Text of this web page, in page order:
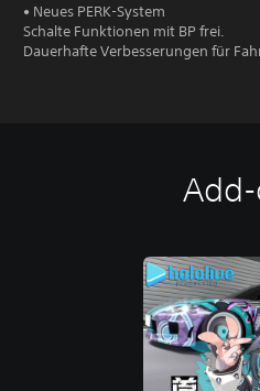
• Neues PERK-System
Schalte Funktionen mit BP frei.
Dauerhafte Verbesserungen für